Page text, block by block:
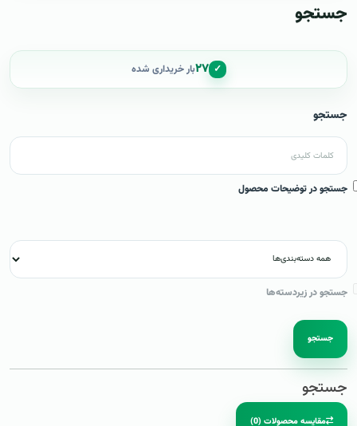
جستجو
✓ ۲۷بار خریداری شده
جستجو
جستجو در توضیحات محصول
جستجو در زیردسته‌ها
جستجو
جستجو
مقایسه محصولات (0)